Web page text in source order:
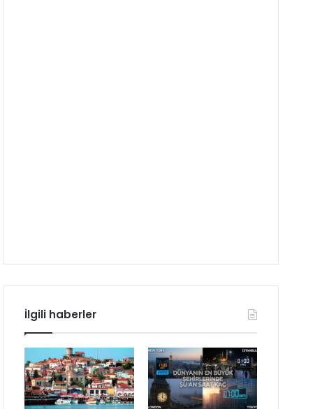
İlgili haberler